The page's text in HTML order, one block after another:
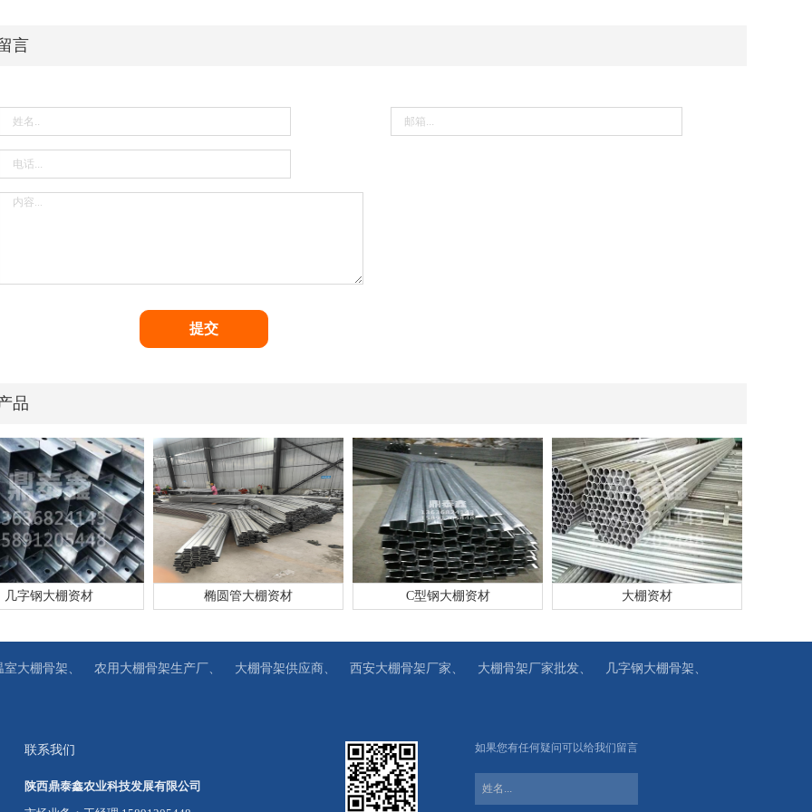
言
品
几字钢大棚资材 椭圆管大棚资材 C型钢大棚资材 大棚资材
大棚骨架、 农用大棚骨架生产厂、 大棚骨架供应商、 西安大棚骨架厂家、 大棚骨架厂家批发、
几字钢大棚骨架、
联系我们
陕西鼎泰鑫农业科技发展有限公司
如果您有任何疑问可以给我们留言